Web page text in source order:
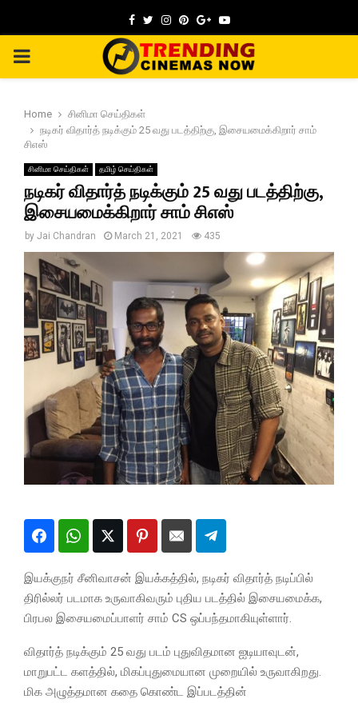
Facebook
TwitterInstagram
Pinterest
GoogleYoutube
PRIMARY
Home
சினிமா செய்திகள்
நடிகர் விதார்த் நடிக்கும் 25 வது படத்திற்கு, இசையமைக்கிறார் சாம்
சிஎஸ்
சினிமா செய்திகள் தமிழ் செய்திகள்
நடிகர் விதார்த் நடிக்கும் 25 வது படத்திற்கு,
இசையமைக்கிறார் சாம் சிஎஸ்
by Jai Chandran March 21, 2021 435
இயக்குநர் சீனிவாசன் இயக்கத்தில், நடிகர் விதார்த் நடிப்பில்
திரில்லர் படமாக உருவாகிவரும் புதிய படத்தில் இசையமைக்க,
பிரபல இசையமைப்பாளர் சாம் CS ஒப்பந்தமாகியுள்ளார்.
விதார்த் நடிக்கும் 25 வது படம் புதுவிதமான ஐடியாவுடன்,
மாறுபட்ட களத்தில், மிகப்புதுமையான முறையில் உருவாகிறது.
மிக அழுத்தமான கதை கொண்ட இப்படத்தின்